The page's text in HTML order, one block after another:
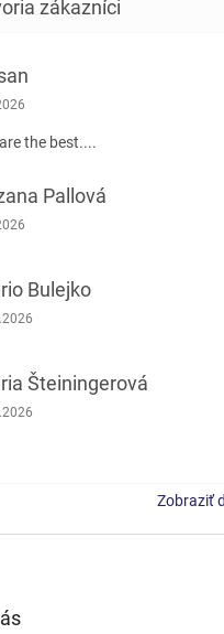
obchodu je 5 z 5
the best....
Pallová
obchodu je 5 z 5
Bulejko
obchodu je 5 z 5
Šteiningerová
obchodu je 5 z 5
Zobraziť